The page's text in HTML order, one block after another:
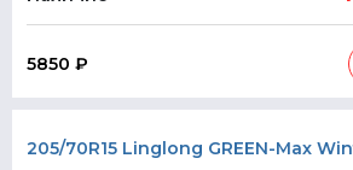
5850 ₽
205/70R15 Linglong GREEN-Max